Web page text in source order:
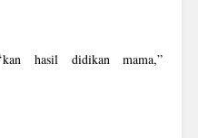
hasil didikan mama,”